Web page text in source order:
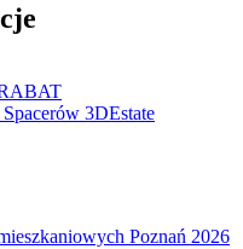
3DEstate
Poznań 2026